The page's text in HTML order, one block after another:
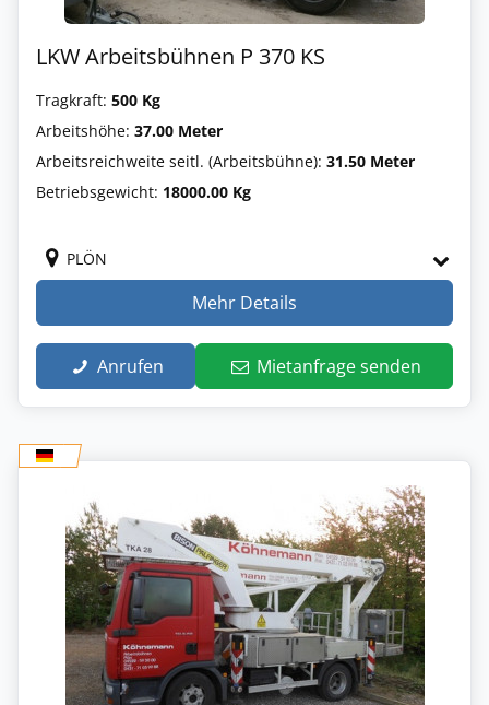
LKW Arbeitsbühnen P 370 KS
Tragkraft: 500 Kg
Arbeitshöhe: 37.00 Meter
Arbeitsreichweite seitl. (Arbeitsbühne): 31.50 Meter
Betriebsgewicht: 18000.00 Kg
PLÖN
Mehr Details
Anrufen Mietanfrage senden